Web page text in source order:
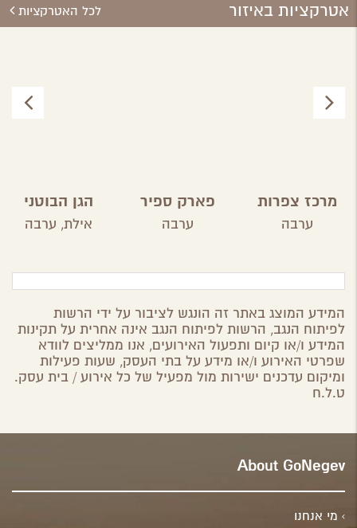
אטרקציות באיזור לכל האטרקציות
מרכז צפרות
בערבה
התיכונה
ערבה
פארק ספיר
ערבה
הגן הבוטני
אילתאילת, ערבה
המידע המוצג באתר זה הונגש לציבור על ידי הרשות
לפיתוח הנגב, הרשות לפיתוח הנגב אינה אחרית על תקינות
המידע ו/או קיום ותפעול האירועים, אנו ממליצים לוודא
שפרטי האירוע ו/או מידע על בתי העסק, שעות פעילות
ומיקום עדכנים ישירות מול מפעיל של כל אירוע / בית עסק.
ט.ל.ח
About GoNegev
מי אנחנו